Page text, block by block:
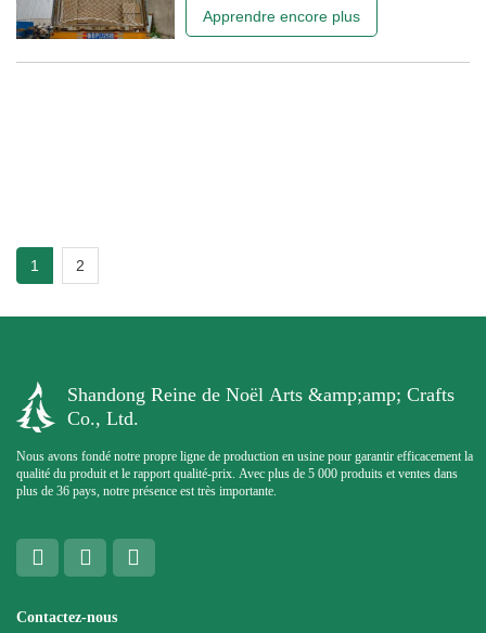
hier et aujourd'hui, maintenant prêts à
Apprendre encore plus
1 2
Shandong Reine de Noël Arts &amp;amp; Crafts
Co., Ltd.
Nous avons fondé notre propre ligne de production en usine pour garantir efficacement la
qualité du produit et le rapport qualité-prix. Avec plus de 5 000 produits et ventes dans
plus de 36 pays, notre présence est très importante.
Contactez-nous